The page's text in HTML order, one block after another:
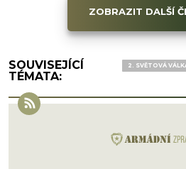
ZOBRAZIT DALŠÍ
SOUVISEJÍCÍ
TÉMATA:
2. SVĚTOVÁ